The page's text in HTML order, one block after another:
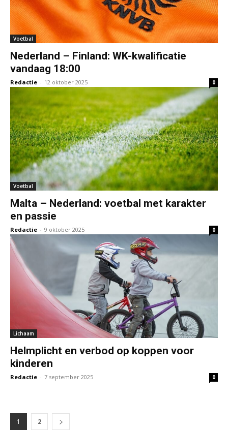
Voetbal
Nederland – Finland: WK-kwalificatie
vandaag 18:00
Redactie - 12 oktober 2025 0
Voetbal
Malta – Nederland: voetbal met karakter
en passie
Redactie - 9 oktober 2025 0
Lichaam
Helmplicht en verbod op koppen voor
kinderen
Redactie - 7 september 2025 0
1 2